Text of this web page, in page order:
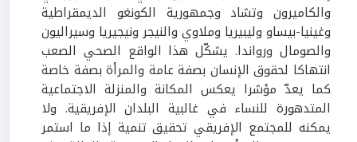
والكاميرون وتشاد وجمهورية الكونغو الديمقراطية
وغينيا-بيساو وليبيريا وملاوي والنيجر ونيجيريا وسيراليون
والصومال ورواندا. يشكّل هذا الواقع الصحي الصعب
انتهاكا لحقوق الإنسان بصفة عامة والمرأة بصفة خاصة
كما يعدّ مؤشرا يعكس المكانة والمنزلة الاجتماعية
المتدهورة للنساء في غالبية البلدان الإفريقية. ولا
يمكنه للمجتمع الإفريقي تحقيق تنمية إذا ما استمر